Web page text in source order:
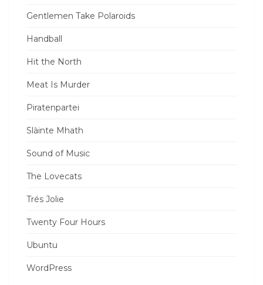
Gentlemen Take Polaroids
Handball
Hit the North
Meat Is Murder
Piratenpartei
Slàinte Mhath
Sound of Music
The Lovecats
Trés Jolie
Twenty Four Hours
Ubuntu
WordPress